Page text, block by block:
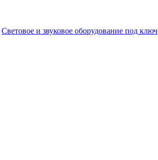
Световое и звуковое оборудование под ключ